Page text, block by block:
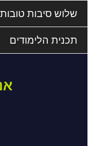
שלוש סיבות
תכנית הלימודים